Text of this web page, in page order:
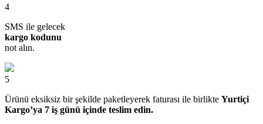
4
SMS ile gelecek
kargo kodunu
not alın.
5
Ürünü eksiksiz bir şekilde paketleyerek faturası ile birlikte Yurtiçi
Kargo’ya 7 iş günü içinde teslim edin.